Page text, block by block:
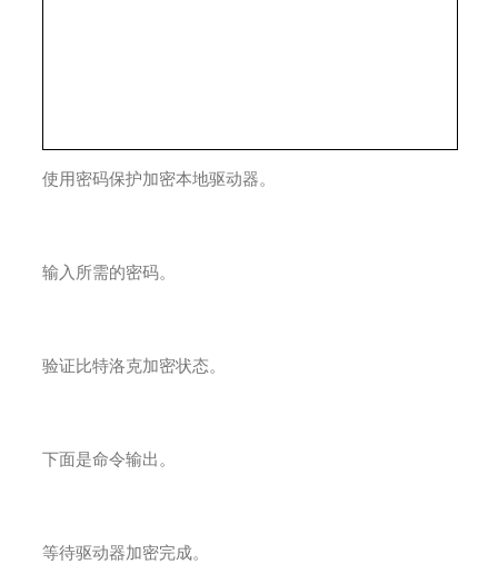
使用密码保护加密本地驱动器。
输入所需的密码。
验证比特洛克加密状态。
下面是命令输出。
等待驱动器加密完成。